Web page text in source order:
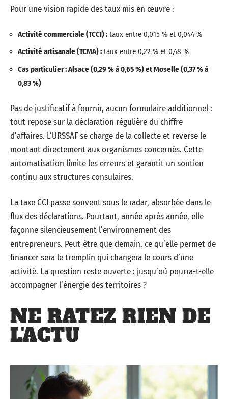
Pour une vision rapide des taux mis en œuvre :
Activité commerciale (TCCI) : taux entre 0,015 % et 0,044 %
Activité artisanale (TCMA) : taux entre 0,22 % et 0,48 %
Cas particulier : Alsace (0,29 % à 0,65 %) et Moselle (0,37 % à
0,83 %)
Pas de justificatif à fournir, aucun formulaire additionnel :
tout repose sur la déclaration régulière du chiffre
d’affaires. L’URSSAF se charge de la collecte et reverse le
montant directement aux organismes concernés. Cette
automatisation limite les erreurs et garantit un soutien
continu aux structures consulaires.
La taxe CCI passe souvent sous le radar, absorbée dans le
flux des déclarations. Pourtant, année après année, elle
façonne silencieusement l’environnement des
entrepreneurs. Peut-être que demain, ce qu’elle permet de
financer sera le tremplin qui changera le cours d’une
activité. La question reste ouverte : jusqu’où pourra-t-elle
accompagner l’énergie des territoires ?
NE RATEZ RIEN DE
L'ACTU